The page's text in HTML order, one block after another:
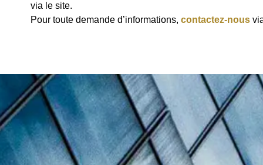
via le site.
Pour toute demande d’informations, contactez-nous